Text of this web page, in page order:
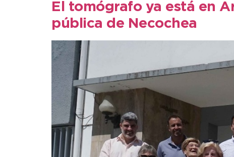
El tomógrafo ya está en
pública de Necochea